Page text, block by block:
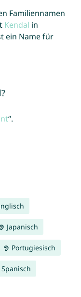
Familiennamen
Kendal in
ein Name für
“.
Japanisch
Portugiesisch
Spanisch